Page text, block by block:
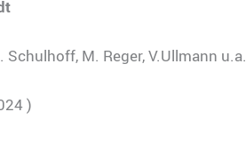
M. Reger, V.Ullmann u.a.
)